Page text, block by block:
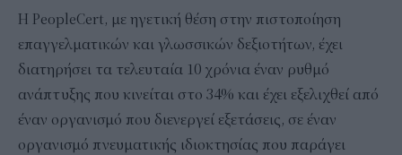
Η PeopleCert, με ηγετική θέση στην πιστοποίηση
επαγγελματικών και γλωσσικών δεξιοτήτων, έχει
διατηρήσει τα τελευταία 10 χρόνια έναν ρυθμό
ανάπτυξης που κινείται στο 34% και έχει εξελιχθεί από
έναν οργανισμό που διενεργεί εξετάσεις, σε έναν
οργανισμό πνευματικής ιδιοκτησίας που παράγει